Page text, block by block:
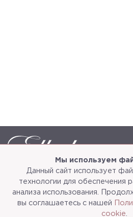
Мы используем
Данный сайт использует
технологии для обеспечения
анализа использования.
вы соглашаетесь с нашей
cookie
Каталог О
3d-тур